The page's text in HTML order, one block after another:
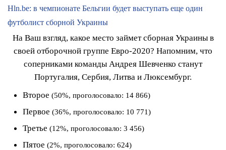
Hln.be: в чемпионате Бельгии будет выступать еще один
футболист сборной Украины
На Ваш взгляд, какое место займет сборная Украины в
своей отборочной группе Евро-2020? Напомним, что
соперниками команды Андрея Шевченко станут
Португалия, Сербия, Литва и Люксембург.
Второе (50%, проголосовало: 14 866)
Первое (36%, проголосовало: 10 771)
Третье (12%, проголосовало: 3 456)
Пятое (2%, проголосовало: 624)